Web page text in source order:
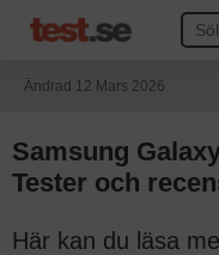
Ändrad 12 Mars 2026
Samsung
Tester och
Här kan du läsa